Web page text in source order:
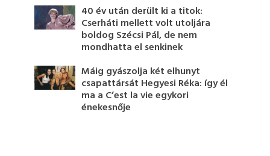
40 év után derült ki a titok:
Cserháti mellett volt utoljára
boldog Szécsi Pál, de nem
mondhatta el senkinek
Máig gyászolja két elhunyt
csapattársát Hegyesi Réka: így él
ma a C’est la vie egykori
énekesnője